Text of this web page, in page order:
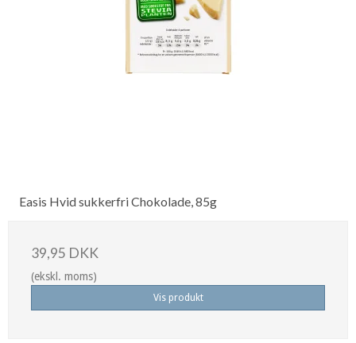
Easis Hvid sukkerfri Chokolade, 85g
39,95 DKK
(ekskl. moms)
Vis produkt